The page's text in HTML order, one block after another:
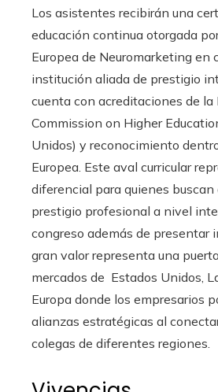
Los asistentes recibirán una
educación continua otorgada
Europea de Neuromarketing en
institución aliada de prestigio
cuenta con acreditaciones de la
Commission on Higher
Unidos) y reconocimiento
Europea. Este aval curricular
diferencial para quienes buscan
prestigio profesional a nivel
congreso además de presentar
gran valor representa una
mercados de Estados Unidos,
Europa donde los empresarios
alianzas estratégicas al
colegas de diferentes regiones.